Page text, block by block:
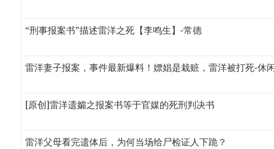
“刑事报案书”描述雷洋之死【李鸣生】-常德
雷洋妻子报案，事件最新爆料！嫖娼是栽赃，雷洋被打死-休
[原创]雷洋遗孀之报案书等于官媒的死刑判决书
雷洋父母看完遗体后，为何当场给尸检证人下跪？